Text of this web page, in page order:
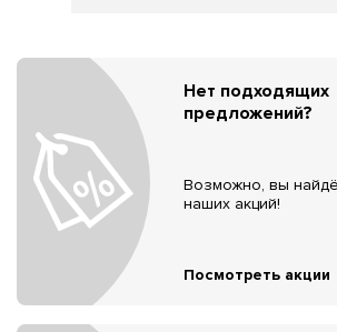
Нет подходящих
предложений?
Возможно, вы
наших акций!
Посмотреть акции